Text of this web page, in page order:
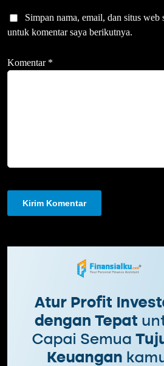
Simpan nama, email, dan situs web
untuk komentar saya berikutnya.
Komentar *